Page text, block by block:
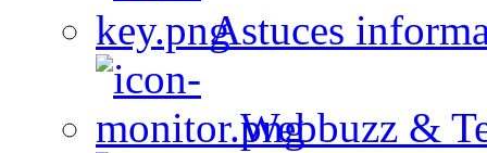
Astuces
Webbuzz &